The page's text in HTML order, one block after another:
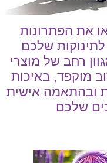
את הפתרונות
שלכם
רחב של מוצרי
מוקפד, באיכות
ובהתאמה אישית
שלכם